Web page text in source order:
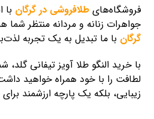
فروشگاه‌هایطلافروشی در گرگان با
جواهرات زنانه و مردانه منتظر شما
گرگان با ما تبدیل به یک تجربه
با خرید النگو طلا آویز تیفانی گلد،
لطافت را با خود همراه خواهید
زیبایی، بلکه یک پارچه ارزشمند